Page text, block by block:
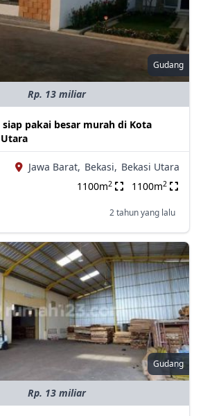
Gudang
Rp. 13 miliar
siap pakai besar murah di Kota
Jawa Barat, Bekasi, Bekasi Utara
1100m2 1100m2
2 tahun yang lalu
Gudang
Rp. 13 miliar